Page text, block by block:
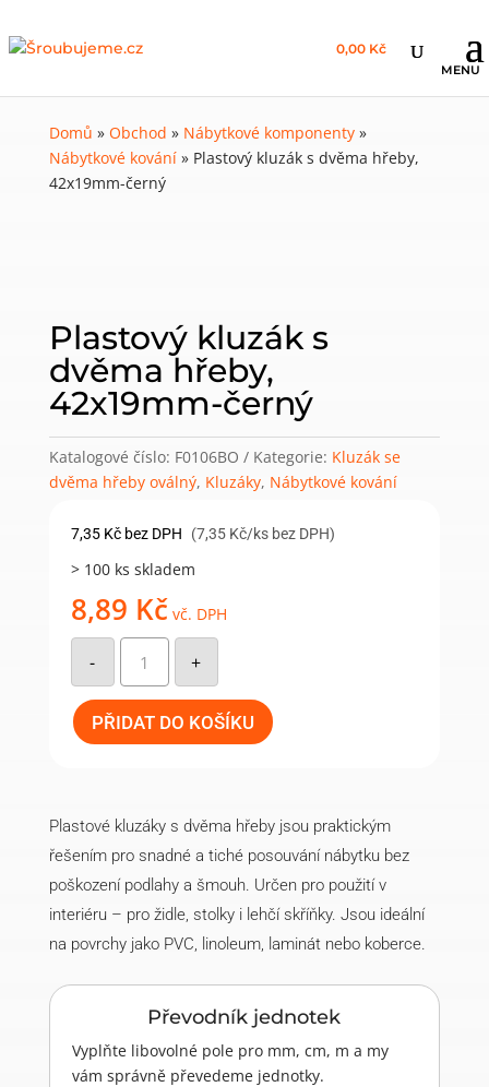
0,00 Kč
Domů » Obchod » Nábytkové komponenty»
Nábytkové kování» Plastový kluzák s dvěma hřeby,
42x19mm-černý
Plastový kluzák s
dvěma hřeby,
42x19mm-černý
Katalogové číslo: F0106BO Kategorie: Kluzák se
dvěma hřeby oválný, Kluzáky, Nábytkové kování
7,35 Kč bez DPH (7,35 Kč/ks bez DPH)
> 100 ks skladem
8,89 Kč vč. DPH
-
Plastový
kluzák
dvěma
hřeby,
42x19mm-
černý
množství
+
PŘIDAT DO KOŠÍKU
Plastové kluzáky s dvěma hřeby jsou praktickým
řešením pro snadné a tiché posouvání nábytku bez
poškození podlahy a šmouh. Určen pro použití v
interiéru – pro židle, stolky i lehčí skříňky. Jsou ideální
na povrchy jako PVC, linoleum, laminát nebo koberce.
Převodník jednotek
Vyplňte libovolné pole pro mm, cm, m a my
vám správně převedeme jednotky.